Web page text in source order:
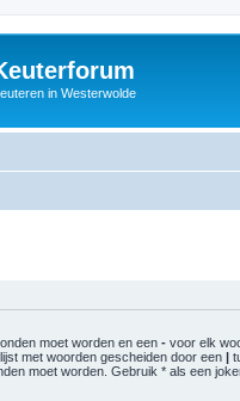
in Westerwolde
moet worden en een - voor elk
met woorden gescheiden door een |
moet worden. Gebruik * als een